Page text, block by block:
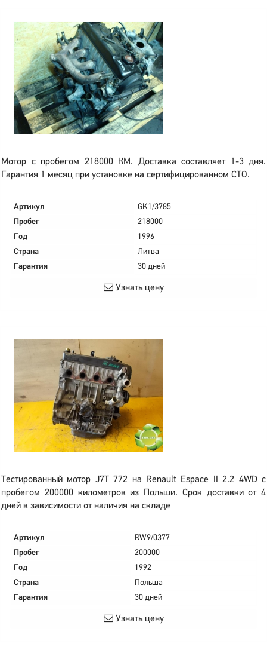
Мотор с пробегом 218000 КМ. Доставка составляет 1-3 дня.
Гарантия 1 месяц при установке на сертифицированном СТО.
Артикул
GK1/3785
Пробег
218000
Год
1996
Страна
Литва
Гарантия
30 дней
Узнать цену
Тестированный мотор J7T 772 на Renault Espace II 2.2 4WD с
пробегом 200000 километров из Польши. Срок доставки от 4
дней в зависимости от наличия на складе
Артикул
RW9/0377
Пробег
200000
Год
1992
Страна
Польша
Гарантия
30 дней
Узнать цену